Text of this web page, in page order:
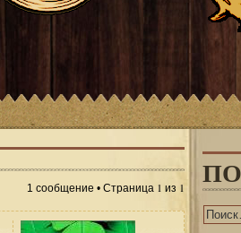
1 сообщение • Страница 1 из 1